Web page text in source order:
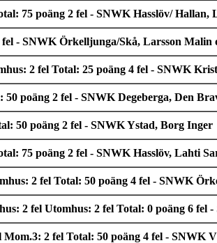
75 poäng 2 fel - SNWK Hasslöv/
- SNWK Örkelljunga/Skå, Larsson Malin
2 fel Total: 25 poäng 4 fel - SNWK
poäng 2 fel - SNWK Degeberga, Den
50 poäng 2 fel - SNWK Ystad, Borg Inger
75 poäng 2 fel - SNWK Hasslöv, Lahti
2 fel Total: 50 poäng 4 fel - SNWK
2 fel Utomhus: 2 fel Total: 0 poäng 6
2 fel Total: 50 poäng 4 fel - SNWK